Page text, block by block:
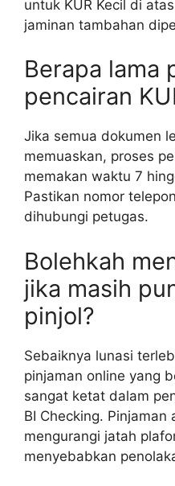
untuk KUR Kecil di
jaminan tambahan
Berapa lama
pencairan
Jika semua dokumen
memuaskan, proses
memakan waktu 7
Pastikan nomor
dihubungi petugas.
Bolehkah
jika masih
pinjol?
Sebaiknya lunasi
pinjaman online yang
sangat ketat dalam
BI Checking.
mengurangi jatah
menyebabkan